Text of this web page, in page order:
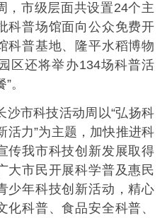
，市级层面共设置24个主
科普场馆面向公众免费开
科普基地、隆平水稻博物
区还将举办134场科普活
。
沙市科技活动周以“弘扬科
活力”为主题，加快推进科
传我市科技创新发展取得
大市民开展科学普及惠民
少年科技创新活动，精心
科普、食品安全科普、